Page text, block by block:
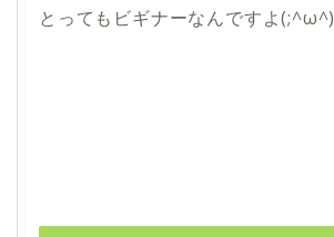
とってもビギナーなんですよ(;^ω^)